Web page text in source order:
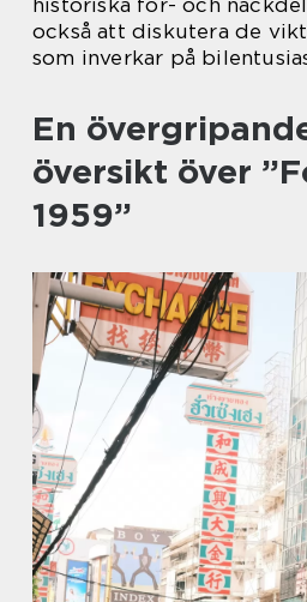
historiska för- och
också att diskutera de
som inverkar på
En
översikt över
1959”